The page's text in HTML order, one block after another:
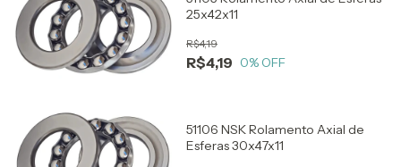
25x42x11
R$4,19
R$4,19
0% OFF
51106 NSK Rolamento Axial de
Esferas 30x47x11